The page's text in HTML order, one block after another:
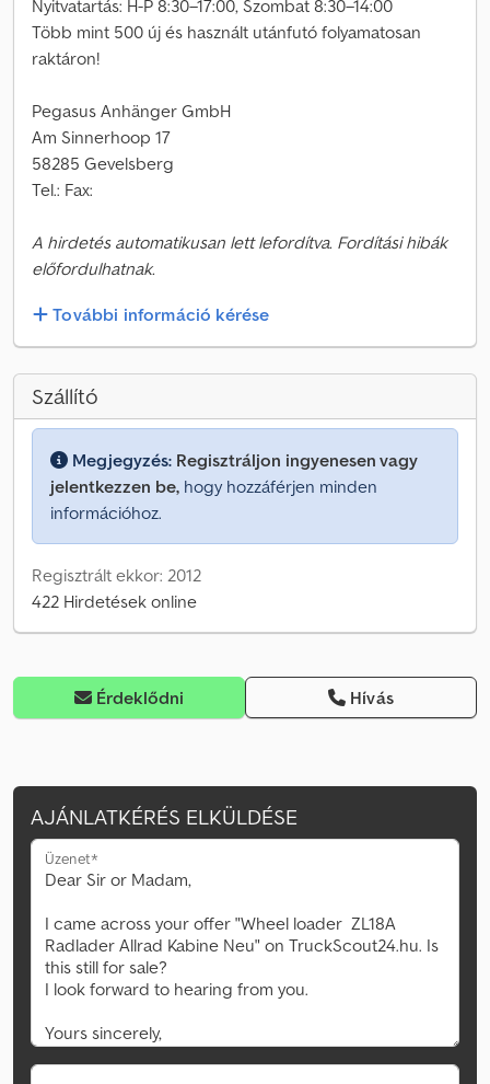
Nyitvatartás: H-P 8:30–17:00, Szombat 8:30–14:00
Több mint 500 új és használt utánfutó folyamatosan
raktáron!
Pegasus Anhänger GmbH
Am Sinnerhoop 17
58285 Gevelsberg
Tel.: Fax:
A hirdetés automatikusan lett lefordítva. Fordítási hibák
előfordulhatnak.
További információ kérése
Szállító
Megjegyzés: Regisztráljon ingyenesen vagy
jelentkezzen be, hogy hozzáférjen minden
információhoz.
Regisztrált ekkor: 2012
422 Hirdetések online
Érdeklődni Hívás
AJÁNLATKÉRÉS ELKÜLDÉSE
Üzenet*